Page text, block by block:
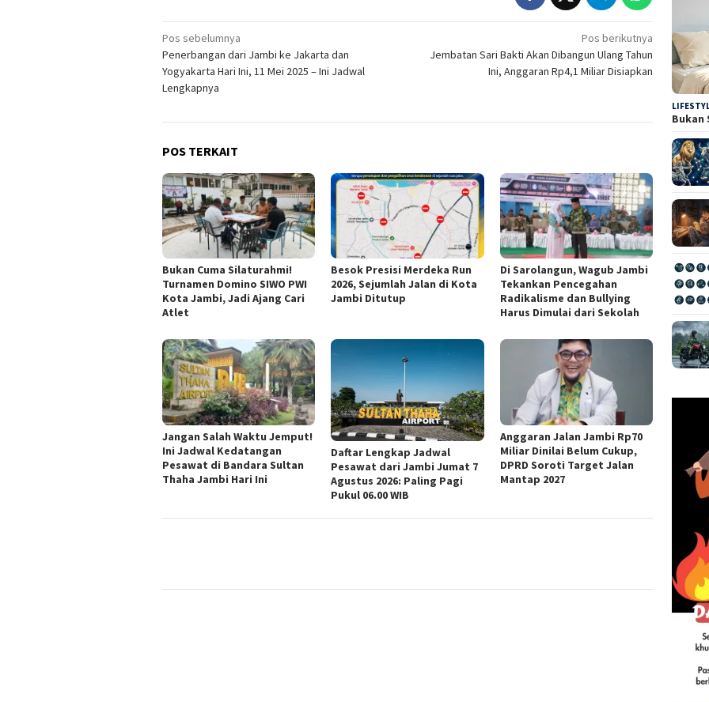
Navigasi
pos
Pos sebelumnya
Penerbangan dari Jambi ke Jakarta dan
Yogyakarta Hari Ini, 11 Mei 2025 – Ini Jadwal
Lengkapnya
Pos berikutnya
Jembatan Sari Bakti Akan Dibangun Ulang Tahun
Ini, Anggaran Rp4,1 Miliar Disiapkan
POS TERKAIT
Bukan Cuma Silaturahmi!
Turnamen Domino SIWO PWI
Kota Jambi, Jadi Ajang Cari
Atlet
Besok Presisi Merdeka Run
2026, Sejumlah Jalan di Kota
Jambi Ditutup
Di Sarolangun, Wagub Jambi
Tekankan Pencegahan
Radikalisme dan Bullying
Harus Dimulai dari Sekolah
Jangan Salah Waktu Jemput!
Ini Jadwal Kedatangan
Pesawat di Bandara Sultan
Thaha Jambi Hari Ini
Daftar Lengkap Jadwal
Pesawat dari Jambi Jumat 7
Agustus 2026: Paling Pagi
Pukul 06.00 WIB
Anggaran Jalan Jambi Rp70
Miliar Dinilai Belum Cukup,
DPRD Soroti Target Jalan
Mantap 2027
Bukan